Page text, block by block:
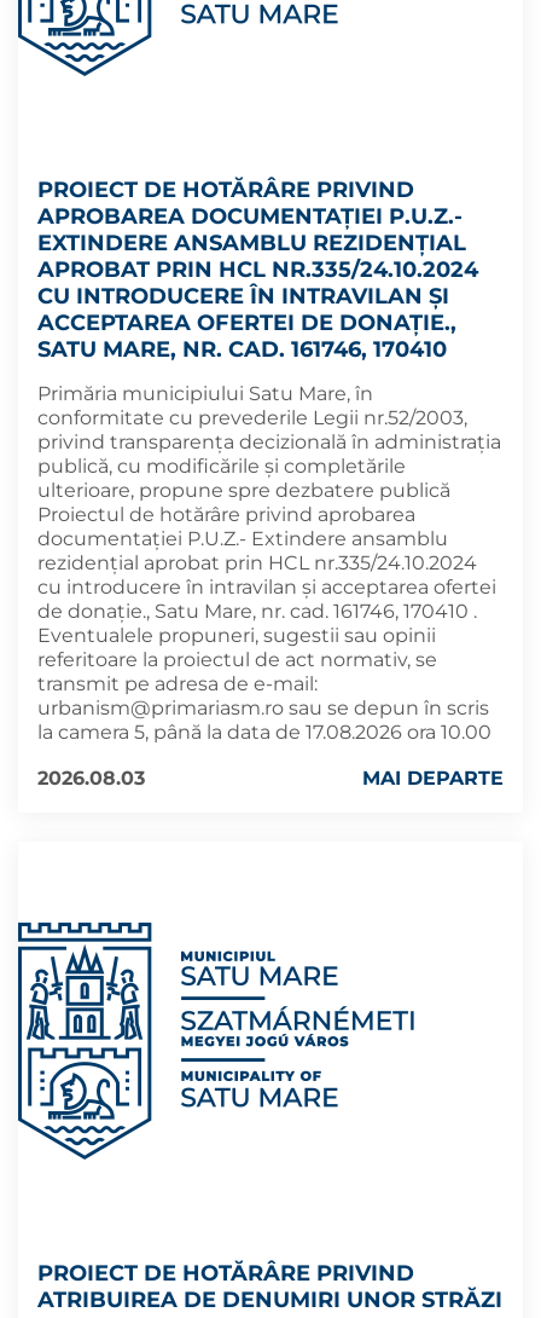
PROIECT DE HOTĂRÂRE PRIVIND
APROBAREA DOCUMENTAȚIEI P.U.Z.-
EXTINDERE ANSAMBLU REZIDENŢIAL
APROBAT PRIN HCL NR.335/24.10.2024
CU INTRODUCERE ÎN INTRAVILAN ŞI
ACCEPTAREA OFERTEI DE DONAŢIE.,
SATU MARE, NR. CAD. 161746, 170410
Primăria municipiului Satu Mare, în
conformitate cu prevederile Legii nr.52/2003,
privind transparența decizională în administrația
publică, cu modificările și completările
ulterioare, propune spre dezbatere publică
Proiectul de hotărâre privind aprobarea
documentației P.U.Z.- Extindere ansamblu
rezidenţial aprobat prin HCL nr.335/24.10.2024
cu introducere în intravilan şi acceptarea ofertei
de donaţie., Satu Mare, nr. cad. 161746, 170410 .
Eventualele propuneri, sugestii sau opinii
referitoare la proiectul de act normativ, se
transmit pe adresa de e-mail:
urbanism@primariasm.ro sau se depun în scris
la camera 5, până la data de 17.08.2026 ora 10.00
2026.08.03
MAI DEPARTE
PROIECT DE HOTĂRÂRE PRIVIND
ATRIBUIREA DE DENUMIRI UNOR STRĂZI